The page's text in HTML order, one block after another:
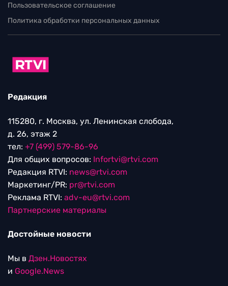
Пользовательское соглашение
Политика обработки персональных данных
Редакция
115280, г. Москва, ул. Ленинская слобода,
д. 26, этаж 2
тел: +7 (499) 579-86-96
Для общих вопросов: Infortvi@rtvi.com
Редакция RTVI: news@rtvi.com
Маркетинг/PR: pr@rtvi.com
Реклама RTVI: adv-eu@rtvi.com
Партнерские материалы
Достойные новости
Мы в Дзен.Новостях
и Google.News